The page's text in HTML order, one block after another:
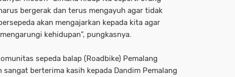
bergerak dan terus mengayuh agar tidak
akan mengajarkan kepada kita agar
kehidupan”, pungkasnya.
sepeda balap (Roadbike) Pemalang
sangat berterima kasih kepada Dandim Pemalang